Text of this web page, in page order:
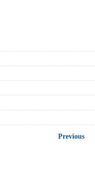
Previous